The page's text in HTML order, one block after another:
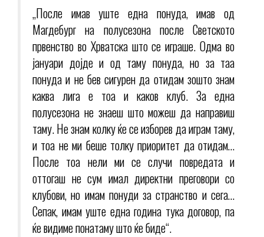
„После имав уште една понуда, имав од
Магдебург на полусезона после Светското
првенство во Хрватска што се играше. Одма во
јануари дојде и од таму понуда, но за таа
понуда и не бев сигурен да отидам зошто знам
каква лига е тоа и каков клуб. За една
полусезона не знаеш што можеш да направиш
таму. Не знам колку ќе се изборев да играм таму,
и тоа не ми беше толку приоритет да отидам…
После тоа нели ми се случи повредата и
оттогаш не сум имал директни преговори со
клубови, но имам понуди за странство и сега…
Сепак, имам уште една година тука договор, па
ќе видиме понатаму што ќе биде“.